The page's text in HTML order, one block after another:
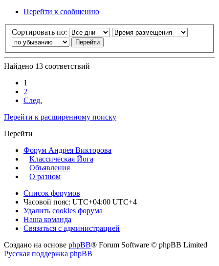
Перейти к сообщению
Сортировать по:
Найдено 13 соответствий
1
2
След.
Перейти к расширенному поиску
Перейти
Форум Андрея Викторова
Классическая Йога
Объявления
О разном
Список форумов
Часовой пояс: UTC+04:00 UTC+4
Удалить cookies форума
Наша команда
Связаться с администрацией
Создано на основе phpBB® Forum Software © phpBB Limited
Русская поддержка phpBB